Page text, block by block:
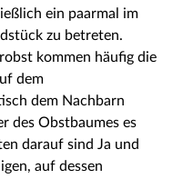
ein paarmal im
zu betreten.
kommen häufig die
dem
dem Nachbarn
des Obstbaumes es
darauf sind Ja und
auf dessen